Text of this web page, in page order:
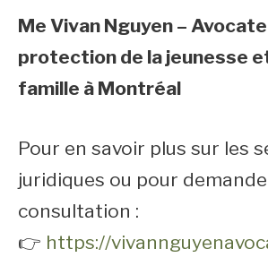
Me Vivan Nguyen –
protection de la jeunesse
famille à Montréal
Pour en savoir plus sur les
juridiques ou pour
consultation :
👉 https://